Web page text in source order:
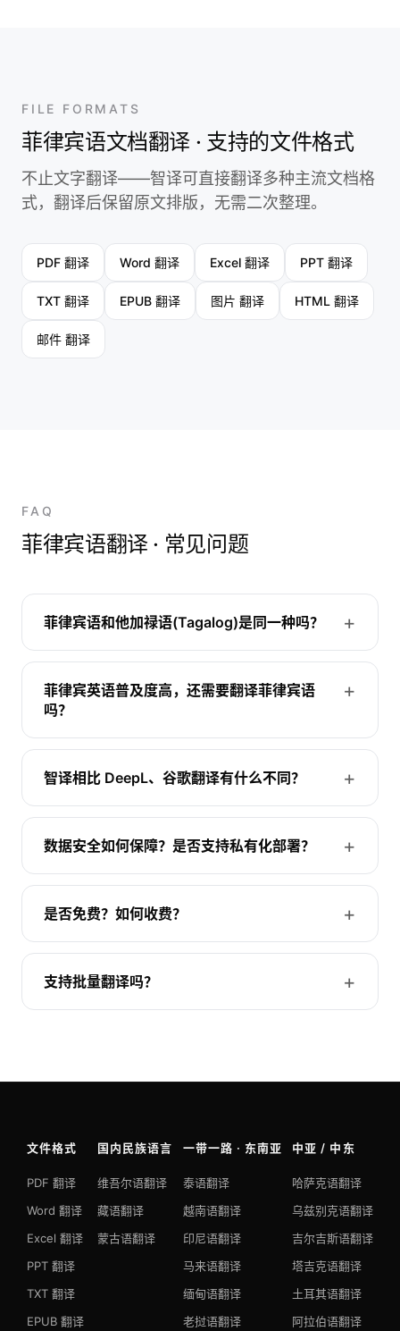
FILE FORMATS
菲律宾语文档翻译 · 支持的文件格式
不止文字翻译——智译可直接翻译多种主流文档格
式，翻译后保留原文排版，无需二次整理。
PDF 翻译 Word 翻译 Excel 翻译 PPT 翻译
TXT 翻译 EPUB 翻译 图片 翻译 HTML 翻译
邮件 翻译
FAQ
菲律宾语翻译 · 常见问题
菲律宾语和他加禄语(Tagalog)是同一种吗？
菲律宾英语普及度高，还需要翻译菲律宾语
吗？
智译相比 DeepL、谷歌翻译有什么不同？
数据安全如何保障？是否支持私有化部署？
是否免费？如何收费？
支持批量翻译吗？
文件格式
PDF 翻译
Word 翻译
Excel 翻译
PPT 翻译
TXT 翻译
EPUB 翻译
国内民族语言
维吾尔语翻译
藏语翻译
蒙古语翻译
一带一路 · 东南亚
泰语翻译
越南语翻译
印尼语翻译
马来语翻译
缅甸语翻译
老挝语翻译
中亚 / 中东
哈萨克语翻译
乌兹别克语翻译
吉尔吉斯语翻译
塔吉克语翻译
土耳其语翻译
阿拉伯语翻译